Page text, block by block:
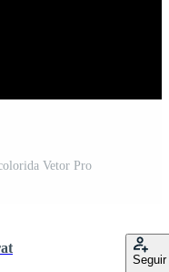
Vetor Pro
Seguir